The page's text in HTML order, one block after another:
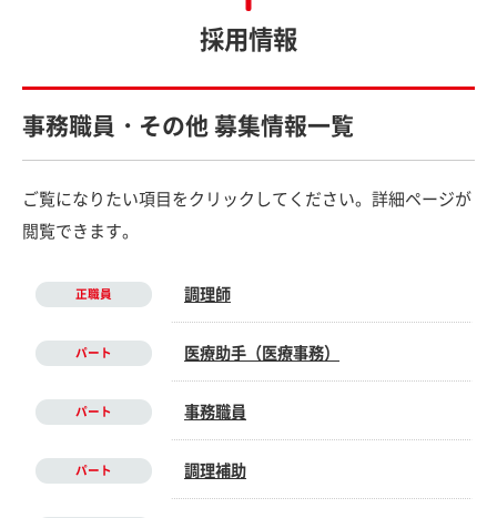
採用情報
事務職員・その他 募集情報一覧
ご覧になりたい項目をクリックしてください。詳細ページが
閲覧できます。
正職員 調理師
パート 医療助手（医療事務）
パート 事務職員
パート 調理補助